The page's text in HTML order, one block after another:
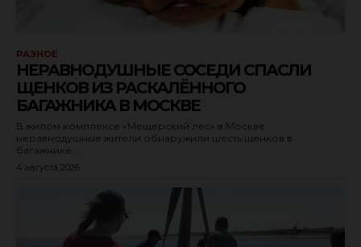
РАЗНОЕ
НЕРАВНОДУШНЫЕ СОСЕДИ СПАСЛИ
ЩЕНКОВ ИЗ РАСКАЛЁННОГО
БАГАЖНИКА В МОСКВЕ
В жилом комплексе «Мещерский лес» в Москве
неравнодушные жители обнаружили шесть щенков в
багажнике...
4 августа 2026